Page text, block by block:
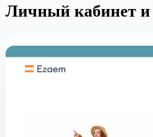
Личный кабинет и